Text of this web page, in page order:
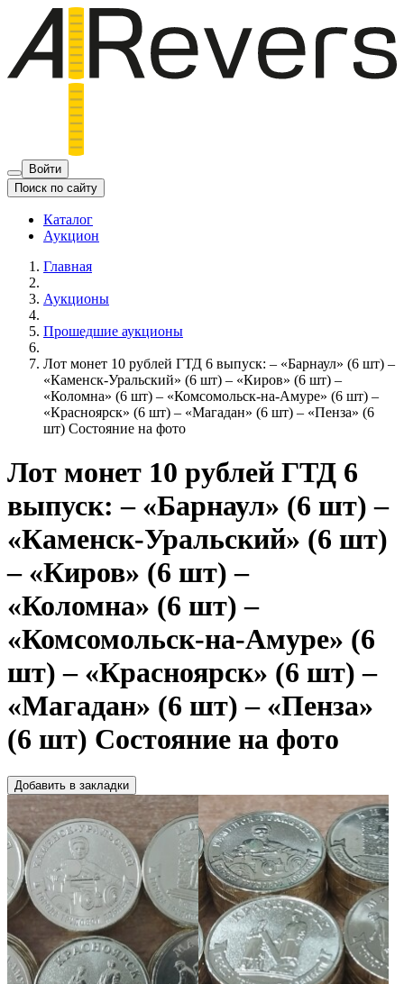
Войти
Поиск по сайту
Каталог
Аукцион
Главная
Аукционы
Прошедшие аукционы
Лот монет 10 рублей ГТД 6 выпуск: – «Барнаул» (6 шт) –
«Каменск-Уральский» (6 шт) – «Киров» (6 шт) –
«Коломна» (6 шт) – «Комсомольск-на-Амуре» (6 шт) –
«Красноярск» (6 шт) – «Магадан» (6 шт) – «Пенза» (6
шт) Состояние на фото
Лот монет 10 рублей ГТД 6
выпуск: – «Барнаул» (6 шт) –
«Каменск-Уральский» (6 шт)
– «Киров» (6 шт) –
«Коломна» (6 шт) –
«Комсомольск-на-Амуре» (6
шт) – «Красноярск» (6 шт) –
«Магадан» (6 шт) – «Пенза»
(6 шт) Состояние на фото
Добавить в закладки